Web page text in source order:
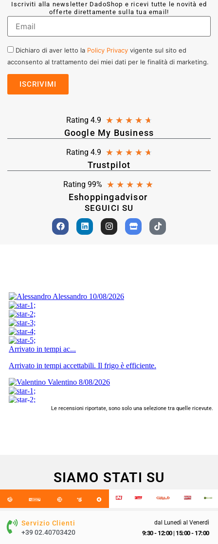
Iscriviti alla newsletter DadoShop e ricevi tutte le novità ed
offerte direttamente sulla tua email!
Dichiaro di aver letto la Policy Privacy vigente sul sito ed
acconsento al trattamento dei miei dati per le finalità di marketing.
Rating 4.9 ★ ★ ★ ★ ★
Google My Business
Rating 4.9 ★ ★ ★ ★ ★
Trustpilot
Rating 99% ★ ★ ★ ★ ★
Eshoppingadvisor
SEGUICI SU
Le recensioni riportate, sono solo una selezione tra quelle ricevute.
SIAMO STATI SU
Servizio Clienti
+39 02.40703420
dal Lunedì al Venerdì
9:30 - 12:00| 15:00 - 17:00